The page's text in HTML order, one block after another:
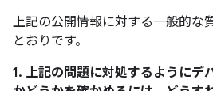
上記の公開情報に対する一般的な
とおりです。
1. 上記の問題に対処するようにデ